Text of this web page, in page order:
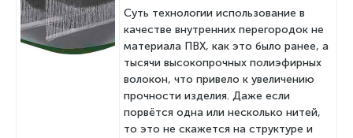
Суть технологии использование в
качестве внутренних перегородок не
материала ПВХ, как это было ранее, а
тысячи высокопрочных полиэфирных
волокон, что привело к увеличению
прочности изделия. Даже если
порвётся одна или несколько нитей,
то это не скажется на структуре и